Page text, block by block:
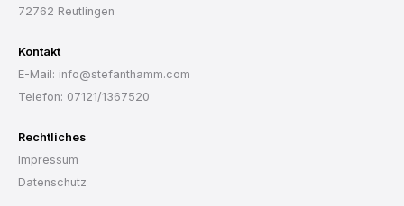
72762 Reutlingen
Kontakt
E-Mail: info@stefanthamm.com
Telefon: 07121/1367520
Rechtliches
Impressum
Datenschutz